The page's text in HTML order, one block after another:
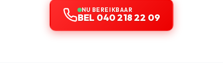
NU BEREIKBAAR
BEL 040 218 22 09